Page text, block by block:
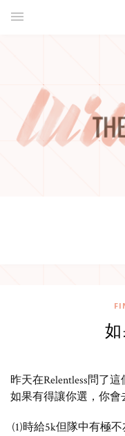
昨天在Relentless問了這
如果有得讓你選，你會
(1)時給5k但隊中有極